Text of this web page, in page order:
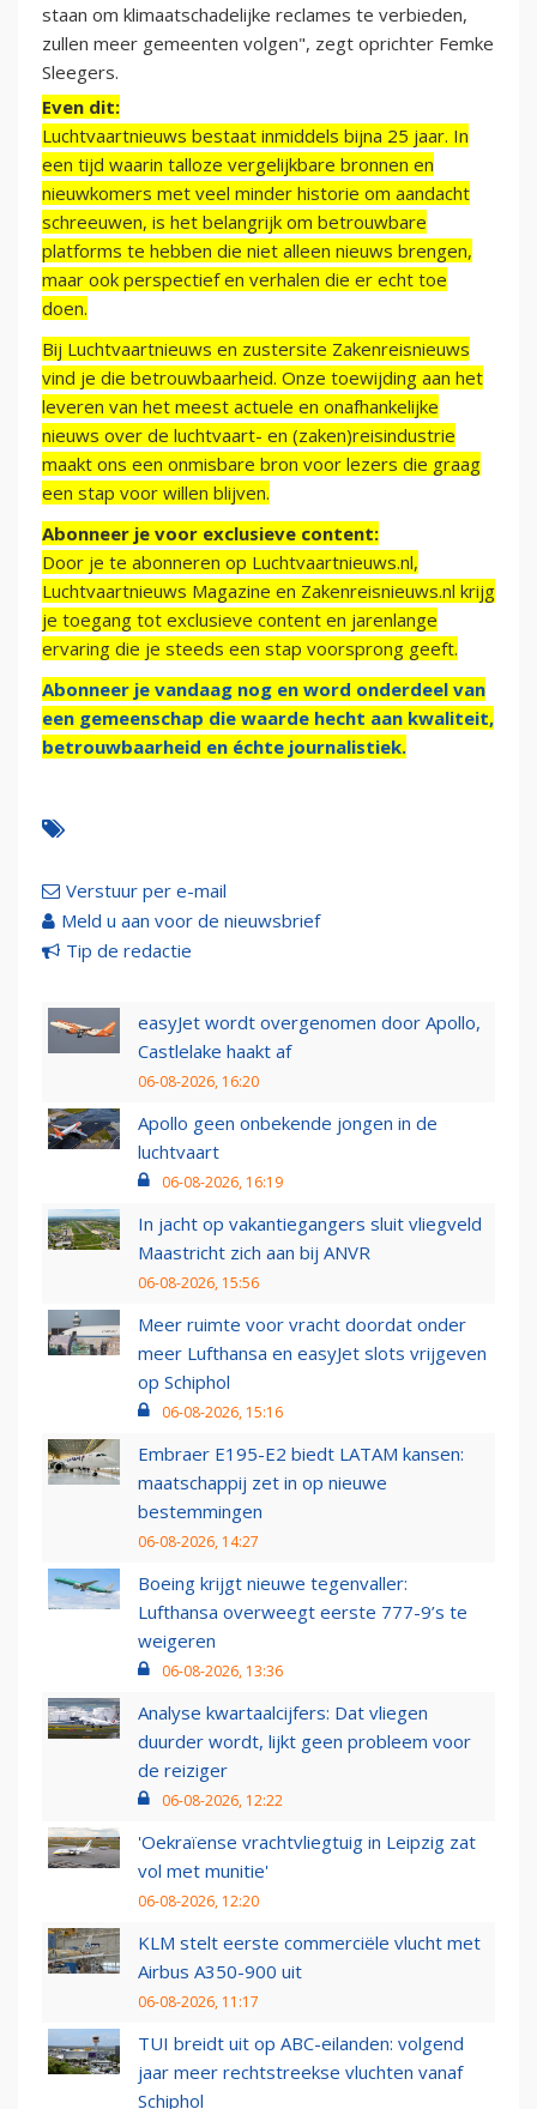
staan om klimaatschadelijke reclames te verbieden,
zullen meer gemeenten volgen", zegt oprichter Femke
Sleegers.
Even dit:
Luchtvaartnieuws bestaat inmiddels bijna 25 jaar. In
een tijd waarin talloze vergelijkbare bronnen en
nieuwkomers met veel minder historie om aandacht
schreeuwen, is het belangrijk om betrouwbare
platforms te hebben die niet alleen nieuws brengen,
maar ook perspectief en verhalen die er echt toe
doen.
Bij Luchtvaartnieuws en zustersite Zakenreisnieuws
vind je die betrouwbaarheid. Onze toewijding aan het
leveren van het meest actuele en onafhankelijke
nieuws over de luchtvaart- en (zaken)reisindustrie
maakt ons een onmisbare bron voor lezers die graag
een stap voor willen blijven.
Abonneer je voor exclusieve content:
Door je te abonneren op Luchtvaartnieuws.nl,
Luchtvaartnieuws Magazine en Zakenreisnieuws.nl krijg
je toegang tot exclusieve content en jarenlange
ervaring die je steeds een stap voorsprong geeft.
Abonneer je vandaag nog en word onderdeel van
een gemeenschap die waarde hecht aan kwaliteit,
betrouwbaarheid en échte journalistiek.
Verstuur per e-mail
Meld u aan voor de nieuwsbrief
Tip de redactie
easyJet wordt overgenomen door Apollo,
Castlelake haakt af
06-08-2026, 16:20
Apollo geen onbekende jongen in de
luchtvaart
06-08-2026, 16:19
In jacht op vakantiegangers sluit vliegveld
Maastricht zich aan bij ANVR
06-08-2026, 15:56
Meer ruimte voor vracht doordat onder
meer Lufthansa en easyJet slots vrijgeven
op Schiphol
06-08-2026, 15:16
Embraer E195-E2 biedt LATAM kansen:
maatschappij zet in op nieuwe
bestemmingen
06-08-2026, 14:27
Boeing krijgt nieuwe tegenvaller:
Lufthansa overweegt eerste 777-9’s te
weigeren
06-08-2026, 13:36
Analyse kwartaalcijfers: Dat vliegen
duurder wordt, lijkt geen probleem voor
de reiziger
06-08-2026, 12:22
'Oekraïense vrachtvliegtuig in Leipzig zat
vol met munitie'
06-08-2026, 12:20
KLM stelt eerste commerciële vlucht met
Airbus A350-900 uit
06-08-2026, 11:17
TUI breidt uit op ABC-eilanden: volgend
jaar meer rechtstreekse vluchten vanaf
Schiphol